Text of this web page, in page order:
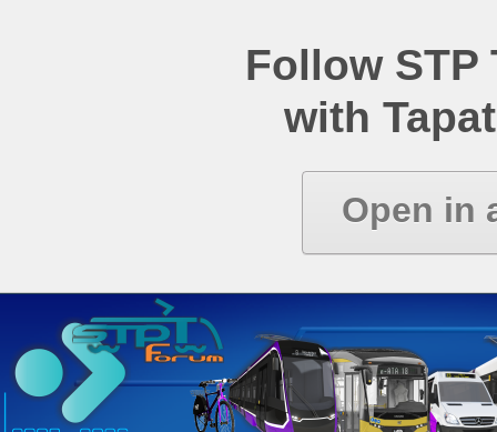
Follow STP
with
Open in